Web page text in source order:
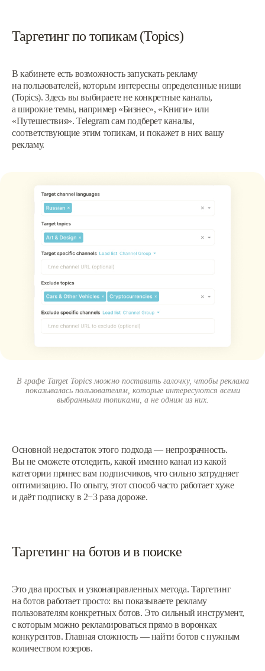
Таргетинг по топикам (Topics)
В кабинете есть возможность запускать рекламу
на пользователей, которым интересны определенные ниши
(Topics). Здесь вы выбираете не конкретные каналы,
а широкие темы, например «Бизнес», «Книги» или
«Путешествия». Telegram сам подберет каналы,
соответствующие этим топикам, и покажет в них вашу
рекламу.
В графе Target Topics можно поставить галочку, чтобы реклама
показывалась пользователям, которые интересуются всеми
выбранными топиками, а не одним из них.
Основной недостаток этого подхода — непрозрачность.
Вы не сможете отследить, какой именно канал из какой
категории принес вам подписчиков, что сильно затрудняет
оптимизацию. По опыту, этот способ часто работает хуже
и даёт подписку в 2−3 раза дороже.
Таргетинг на ботов и в поиске
Это два простых и узконаправленных метода. Таргетинг
на ботов работает просто: вы показываете рекламу
пользователям конкретных ботов. Это сильный инструмент,
с которым можно рекламироваться прямо в воронках
конкурентов. Главная сложность — найти ботов с нужным
количеством юзеров.